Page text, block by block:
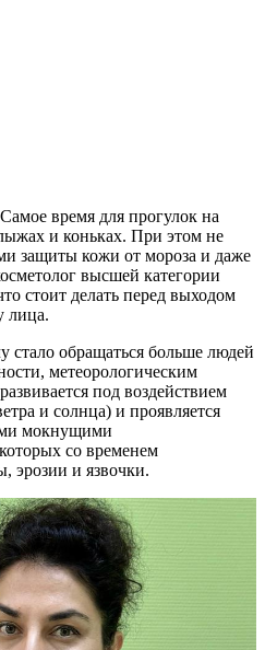
время для прогулок на
и коньках. При этом не
защиты кожи от мороза и даже
высшей категории
стоит делать перед выходом
лица.
стало обращаться больше людей
метеорологическим
под воздействием
и солнца) и проявляется
мокнущими
со временем
эрозии и язвочки.